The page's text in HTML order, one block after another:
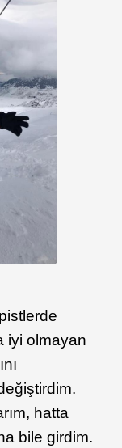
iyi olmayan
hatta
bile girdim.